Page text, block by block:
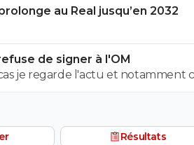
au Real jusqu’en 2032
de signer à l'OM
je regarde l'actu et notamment
rien qu'ici il y en a pléthore. Et toi, tu
les abrutis ou ceux qui viennent
Résultats